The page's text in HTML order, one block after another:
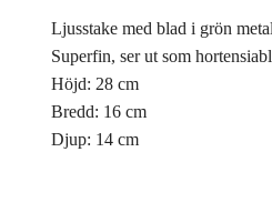
Ljusstake med blad i grön
Superfin, ser ut som
Höjd: 28 cm
Bredd: 16 cm
Djup: 14 cm